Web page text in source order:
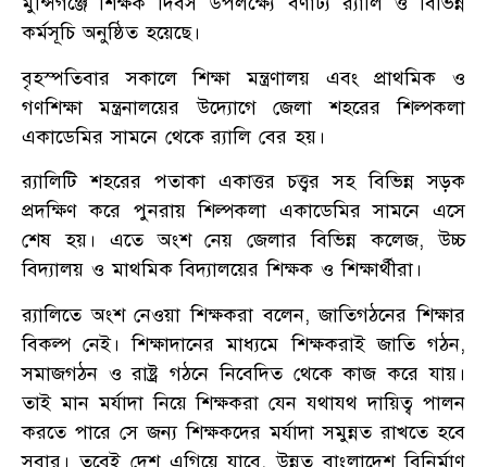
কর্মসূচি অনুষ্ঠিত হয়েছে।
বৃহস্পতিবার সকালে শিক্ষা মন্ত্রণালয় এবং প্রাথমিক ও
গণশিক্ষা মন্ত্রনালয়ের উদ্যোগে জেলা শহরের শিল্পকলা
একাডেমির সামনে থেকে র‍্যালি বের হয়।
র‍্যালিটি শহরের পতাকা একাত্তর চত্ত্বর সহ বিভিন্ন সড়ক
প্রদক্ষিণ করে পুনরায় শিল্পকলা একাডেমির সামনে এসে
শেষ হয়। এতে অংশ নেয় জেলার বিভিন্ন কলেজ, উচ্চ
বিদ্যালয় ও মাথমিক বিদ্যালয়ের শিক্ষক ও শিক্ষার্থীরা।
র‍্যালিতে অংশ নেওয়া শিক্ষকরা বলেন, জাতিগঠনের শিক্ষার
বিকল্প নেই। শিক্ষাদানের মাধ্যমে শিক্ষকরাই জাতি গঠন,
সমাজগঠন ও রাষ্ট্র গঠনে নিবেদিত থেকে কাজ করে যায়।
তাই মান মর্যাদা নিয়ে শিক্ষকরা যেন যথাযথ দায়িত্ব পালন
করতে পারে সে জন্য শিক্ষকদের মর্যাদা সমুন্নত রাখতে হবে
সবার। তবেই দেশ এগিয়ে যাবে, উন্নত বাংলাদেশ বিনির্মাণ